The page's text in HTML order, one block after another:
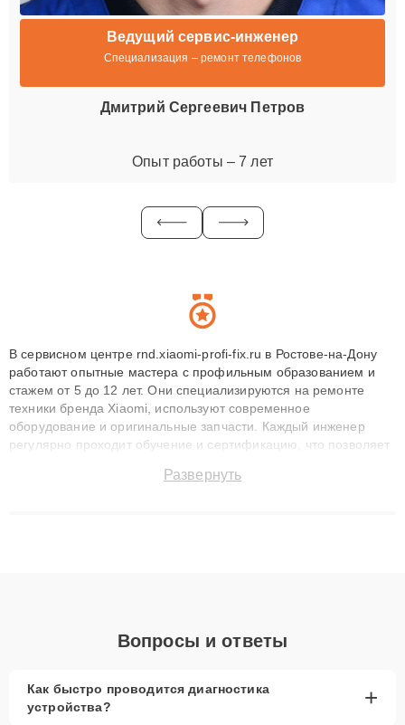
Ведущий сервис-инженер
Специализация – ремонт телефонов
Дмитрий Сергеевич Петров
Опыт работы – 7 лет
В сервисном центре rnd.xiaomi-profi-fix.ru в Ростове-на-Дону
работают опытные мастера с профильным образованием и
стажем от 5 до 12 лет. Они специализируются на ремонте
техники бренда Xiaomi, используют современное
оборудование и оригинальные запчасти. Каждый инженер
регулярно проходит обучение и сертификацию, что позволяет
технику с сохранением гарантии до 3 лет. Наши мастера
Развернуть
Вопросы и ответы
Как быстро проводится диагностика
устройства?
+